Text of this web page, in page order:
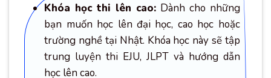
Khóa học thi lên cao:Dành cho những
bạn muốn học lên đại học, cao học hoặc
trường nghề tại Nhật. Khóa học này sẽ tập
trung luyện thi EJU, JLPT và hướng dẫn
học lên cao.